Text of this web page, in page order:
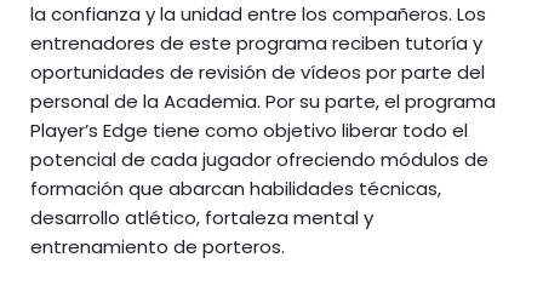
la confianza y la unidad entre los compañeros. Los
entrenadores de este programa reciben tutoría y
oportunidades de revisión de vídeos por parte del
personal de la Academia. Por su parte, el programa
Player’s Edge tiene como objetivo liberar todo el
potencial de cada jugador ofreciendo módulos de
formación que abarcan habilidades técnicas,
desarrollo atlético, fortaleza mental y
entrenamiento de porteros.